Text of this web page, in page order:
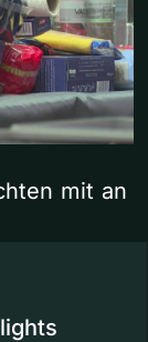
mit an